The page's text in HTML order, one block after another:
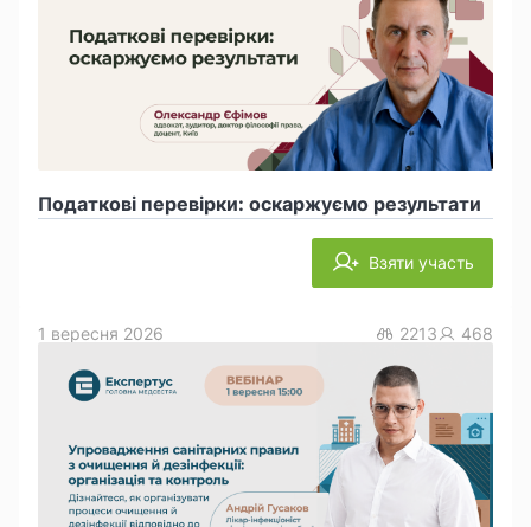
Податкові перевірки: оскаржуємо результати
Взяти участь
1 вересня 2026 2213 468